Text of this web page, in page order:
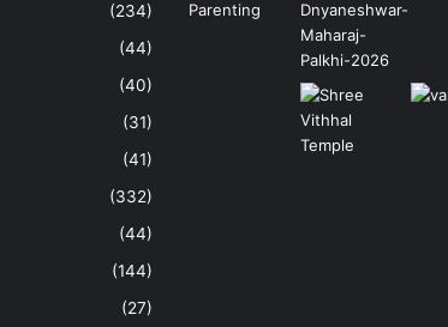
(234)
(44)
(40)
(31)
(41)
(332)
(44)
(144)
(27)